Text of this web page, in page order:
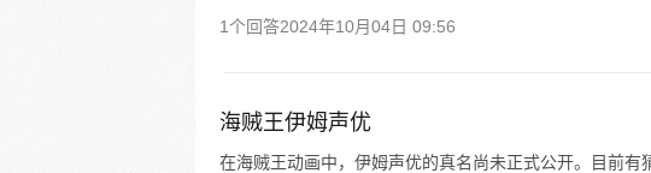
1个回答2024年10月04日 09:56
海贼王伊姆声优
在海贼王动画中，伊姆声优的真名尚未正式公开。目前